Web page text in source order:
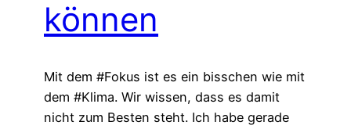
können
Mit dem #Fokus ist es ein bisschen wie mit
dem #Klima. Wir wissen, dass es damit
nicht zum Besten steht. Ich habe gerade